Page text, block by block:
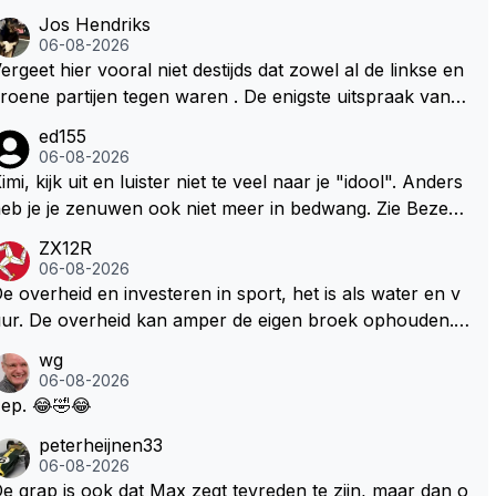
Jos Hendriks
06-08-2026
hier vooral niet destijds dat zowel al de linkse en
partijen tegen waren . De enigste uitspraak van e
ze hun eigen uitlaat gassen inademen maar niet wet
was dat de F1 motor schoner is dan een normale a
Dus denk echt niet dat deze groene/wollen regering
ed155
06-08-2026
kijk uit en luister niet te veel naar je "idool". Anders
je je zenuwen ook niet meer in bedwang. Zie Bezech
Veel gezelliger
ZX12R
06-08-2026
overheid en investeren in sport, het is als water en v
De overheid kan amper de eigen broek ophouden.
het best vergelijken met de sheriff van Nottinghem
Hood) welk achter de bomen verscholen de arge
stuiver te beroven. De Staat heeft nooit ooit m
een stuiver in Zandvoort willen investeren en dat zal
wg
06-08-2026
😂🤣😂
peterheijnen33
06-08-2026
grap is ook dat Max zegt tevreden te zijn, maar dan o